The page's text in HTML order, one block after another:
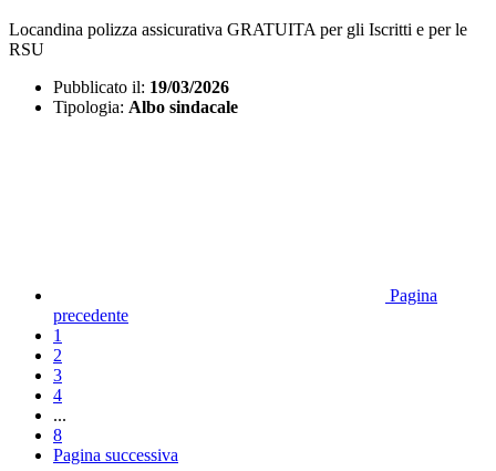
Locandina polizza assicurativa GRATUITA per gli Iscritti e per le
RSU
Pubblicato il: 19/03/2026
Tipologia: Albo sindacale
Pagina
precedente
1
2
3
4
...
8
Pagina successiva